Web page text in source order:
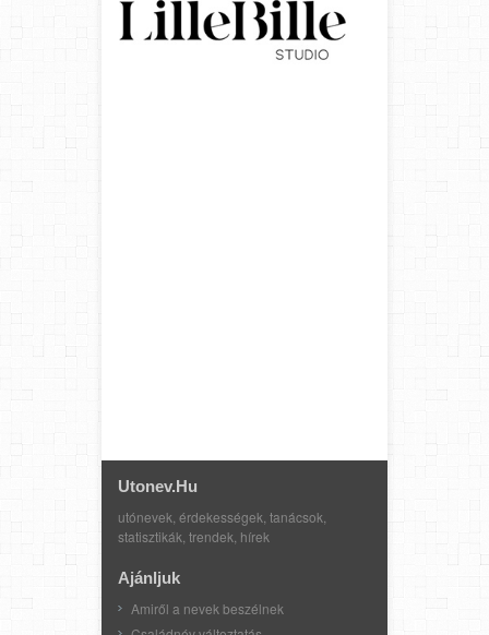
Utonev.hu
utónevek, érdekességek, tanácsok,
statisztikák, trendek, hírek
Ajánljuk
Amiről a nevek beszélnek